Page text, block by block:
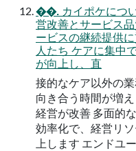
��. カイポケにつ
営改善とサービス
ービスの継続提供
人たち ケアに集中
が向上し、直
接的なケア以外の
向き合う時間が増
経営が改善 多面的
効率化で、経営リ
上します エンドユ